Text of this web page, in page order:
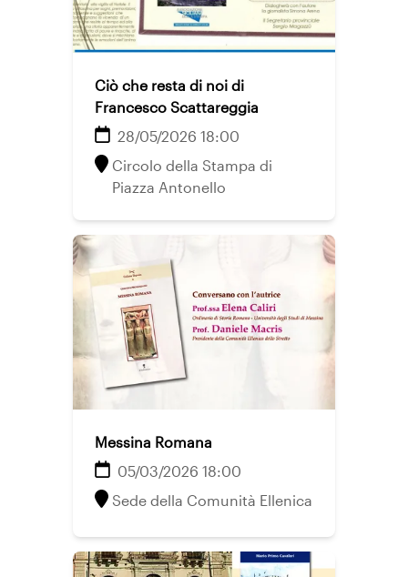
Ciò che resta di noi di
Francesco Scattareggia
28/05/2026 18:00
Circolo della Stampa di
Piazza Antonello
Messina Romana
05/03/2026 18:00
Sede della Comunità Ellenica